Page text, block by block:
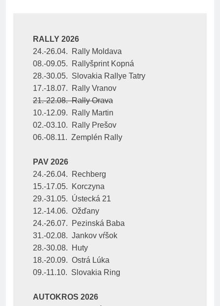
RALLY 2026
24.-26.04.  Rally Moldava
08.-09.05.  Rallyšprint Kopná
28.-30.05.  Slovakia Rallye Tatry
17.-18.07.  Rally Vranov
21.-22.08.  Rally Orava
10.-12.09.  Rally Martin
02.-03.10.  Rally Prešov
06.-08.11.  Zemplén Rally
PAV 2026
24.-26.04.  Rechberg
15.-17.05.  Korczyna
29.-31.05.  Ústecká 21
12.-14.06.  Ožďany
24.-26.07.  Pezinská Baba
31.-02.08.  Jankov vŕšok
28.-30.08.  Huty
18.-20.09.  Ostrá Lúka
09.-11.10.  Slovakia Ring
AUTOKROS 2026